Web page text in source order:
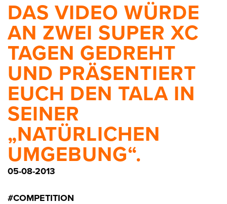
DAS VIDEO WÜRDE
AN ZWEI SUPER XC
TAGEN GEDREHT
UND PRÄSENTIERT
EUCH DEN TALA IN
SEINER
„NATÜRLICHEN
UMGEBUNG“.
05-08-2013
#COMPETITION